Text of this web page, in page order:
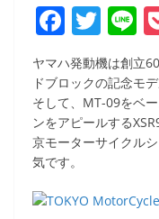
F
a
c
e
b
o
o
T
w
itt
er
Li
n
e
ヤマハ発動機は創立
ドブロックの記念モ
そして、MT-09をベ
ンをアピールする
京モーターサイクル
気です。